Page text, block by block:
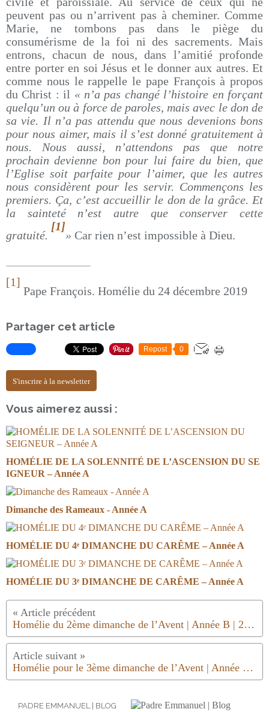
peuvent pas ou n’arrivent pas à cheminer. Comme
Marie, ne tombons pas dans le piège du
consumérisme de la foi ni des sacrements. Mais
entrons, chacun de nous, dans l’amitié profonde
entre porter en soi Jésus et le donner aux autres. Et
comme nous le rappelle le pape François à propos
du Christ : il « n’a pas changé l’histoire en forçant
quelqu’un ou à force de paroles, mais avec le don de
sa vie. Il n’a pas attendu que nous devenions bons
pour nous aimer, mais il s’est donné gratuitement à
nous. Nous aussi, n’attendons pas que notre
prochain devienne bon pour lui faire du bien, que
l’Eglise soit parfaite pour l’aimer, que les autres
nous considèrent pour les servir. Commençons les
premiers. Ça, c’est accueillir le don de la grâce. Et
la sainteté n’est autre que conserver cette
gratuité.
[1]
» Car rien n’est impossible à Dieu.
[1]
Pape François. Homélie du 24 décembre 2019
Partager cet article
Repost 0
S'inscrire à la newsletter
Vous aimerez aussi :
HOMÉLIE DE LA SOLENNITÉ DE L’ASCENSION DU SE
IGNEUR – Année A
Dimanche des Rameaux - Année A
HOMÉLIE DU 4ᵉ DIMANCHE DU CARÊME – Année A
HOMÉLIE DU 3ᵉ DIMANCHE DE CARÊME – Année A
Homélie du 2ème dimanche de l’Avent | Année B | 2020/21
Homélie pour le 3ème dimanche de l’Avent | Année B | 2020.21
PADRE EMMANUEL | BLOG